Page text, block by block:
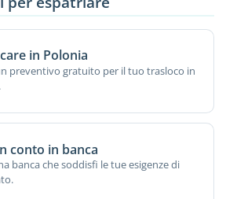
in Polonia
preventivo gratuito per il tuo trasloco in
conto in banca
banca che soddisfi le tue esigenze di